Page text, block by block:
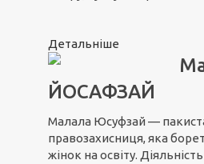
Детальніше
ЙОСАФЗАЙ
Малала Юсуфзай —
правозахисниця, яка
жінок на освіту.